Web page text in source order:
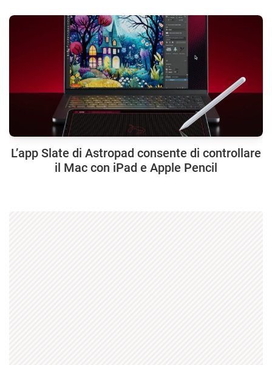
L’app Slate di Astropad consente di controllare
il Mac con iPad e Apple Pencil